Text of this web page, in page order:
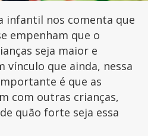
infantil nos comenta que
empenham que o
seja maior e
vínculo que ainda, nessa
é que as
com outras crianças,
quão forte seja essa